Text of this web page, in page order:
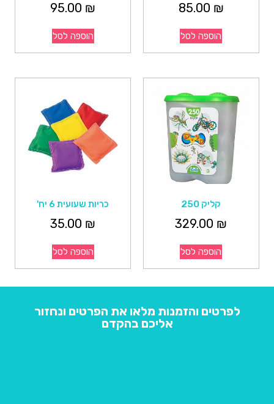
85.00 ₪
הוספה לסל
95.00 ₪
הוספה לסל
קליק 250
329.00 ₪
הוספה לסל
כריות שעועית 6 יח'
35.00 ₪
הוספה לסל
לפרטים והזמנות מלאו את הפרטים ונחזור
אליכם בהקדם